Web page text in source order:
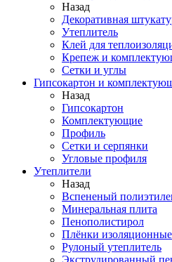
Назад
Декоративная
Утеплитель
Клей для
Крепеж и
Сетки и углы
Гипсокартон и
Назад
Гипсокартон
Комплектующие
Профиль
Сетки и серпянки
Угловые профиля
Утеплители
Назад
Вспененый
Минеральная плита
Пенополистирол
Плёнки изоляционные
Рулоный утеплитель
Экструдированный